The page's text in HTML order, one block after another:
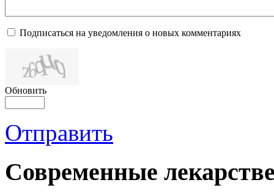
Подписаться на уведомления о новых комментариях
Обновить
Отправить
Современные